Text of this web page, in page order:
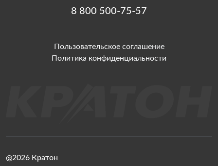
8 800 500-75-57
Пользовательское соглашение
Политика конфиденциальности
@2026 Кратон